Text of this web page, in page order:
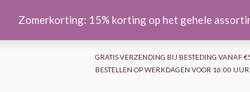
Zomerkorting: 15% korting op het gehele
GRATIS VERZENDING BIJ BESTEDING VANAF
BESTELLEN OP WERKDAGEN VOOR 16:00